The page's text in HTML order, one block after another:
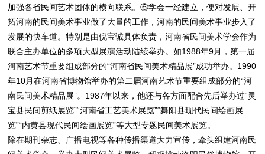
加强各省民间艺术团体的横向联系。⑥学会一经建立，便对发展、开
拓河南的民间美术事业做了大量的工作，河南的民间美术事业步入了
发展的快车道。特别是由倪宝诚具体负责，河南省民间美术学会作为
联合主办单位的多项大型展演活动陆续举办。如1988年9月，第一届
河南艺术节重要组成部分的“河南省民间美术精品展”成功举办。1990
年10月在河南省博物馆举办的第二届河南艺术节重要组成部分的“河
南民间美术精品展”。1987年以来，他还与各方面配合先后举办过“灵
宝县民间剪纸展览”“河南省工艺美术展览”“舞阳县现代民间绘画展
览”“内黄县现代民间绘画展览”等大型专题民间美术展览。
除在期刊杂志、广播电视等各种传播渠道大力宣传，牵头组建河南民